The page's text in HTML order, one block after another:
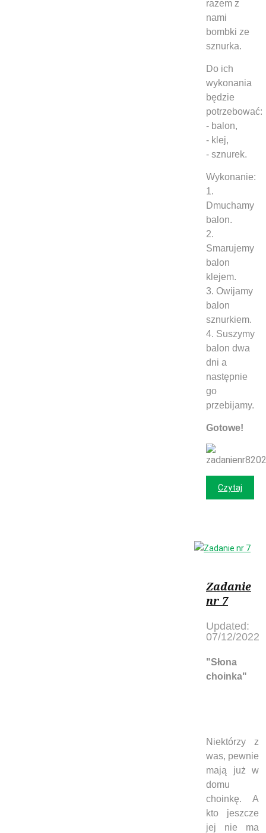
razem z
nami
bombki ze
sznurka.
Do ich
wykonania
będzie
potrzebować:
- balon,
- klej,
- sznurek.
Wykonanie:
1.
Dmuchamy
balon.
2.
Smarujemy
balon
klejem.
3. Owijamy
balon
sznurkiem.
4. Suszymy
balon dwa
dni a
następnie
go
przebijamy.
Gotowe!
Czytaj
Zadanie
nr 7
Updated:
07/12/2022
"Słona
choinka"
Niektórzy z
was, pewnie
mają już w
domu
choinkę. A
kto jeszcze
jej nie ma